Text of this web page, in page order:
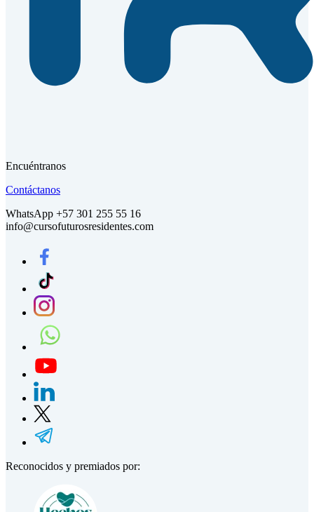
Encuéntranos
Contáctanos
WhatsApp +57 301 255 55 16
info@cursofuturosresidentes.com
Reconocidos y premiados por: